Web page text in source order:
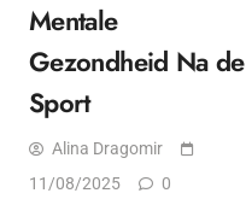
Mentale
Gezondheid Na de
Sport
Alina Dragomir
11/08/2025
0